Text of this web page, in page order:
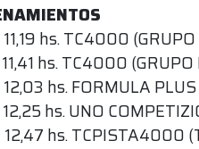
hs. TC4000 (GRUPO
hs. TC4000 (GRUPO
12,03 hs. FORMULA
12,25 hs. UNO
12,47 hs. TCPISTA4000